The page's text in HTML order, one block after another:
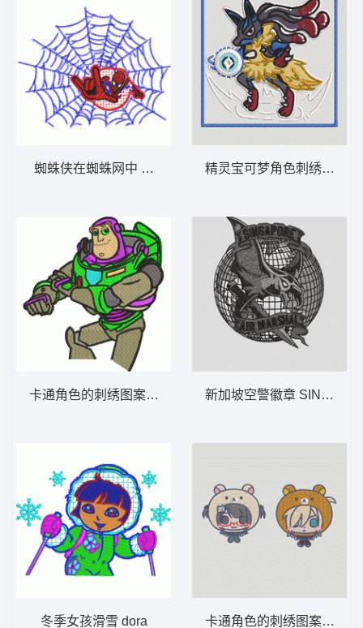
蜘蛛侠在蜘蛛网中 蜘蛛侠
卡通角色的刺绣图案 巴斯
冬季女孩滑雪 dora
新加坡空警徽章
卡通角色的刺绣图案 卡通